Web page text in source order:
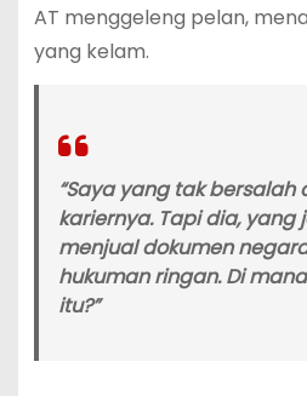
AT menggeleng pelan,
yang kelam.
“Saya yang tak bersalah
kariernya. Tapi dia, yang
menjual dokumen
hukuman ringan. Di
itu?”